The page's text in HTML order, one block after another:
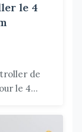
le 4
de
le 4...